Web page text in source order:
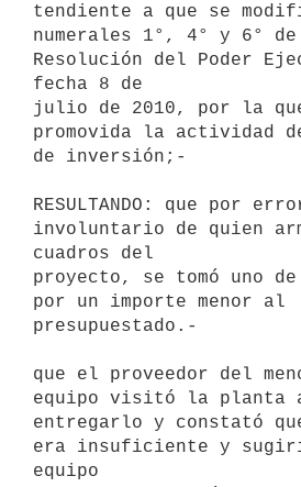
tendiente a que se
numerales 1°, 4° y 6°
Resolución del Poder
fecha 8 de
julio de 2010, por la
promovida la actividad
de inversión;-
RESULTANDO: que por
involuntario de quien
cuadros del
proyecto, se tomó uno
por un importe menor al
presupuestado.-
que el proveedor del
equipo visitó la planta
entregarlo y constató
era insuficiente y
equipo